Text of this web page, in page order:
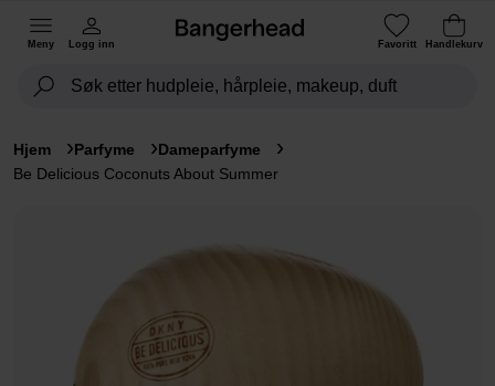
Meny Logg inn Favoritt Handlekurv
Hjem Parfyme
Dameparfyme
Be Delicious Coconuts About Summer